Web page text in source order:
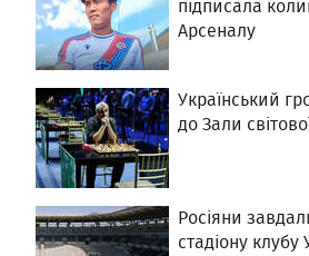
підписала
Арсеналу
Український
до Зали
Росіяни
стадіону клубу